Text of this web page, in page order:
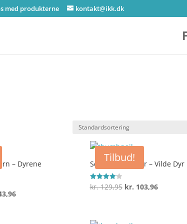
med produkterne kontakt@ikk.dk
– Dyrene
Den
Tilbud!
Scratch Projektør – Vilde Dyr
Vurderet
4.1
kr.129,95 Den
kr. 103,96Den